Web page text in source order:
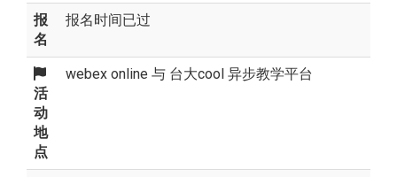
报
名
报名时间已过
活
动
地
点
webex online 与 台大cool 异步教学平台